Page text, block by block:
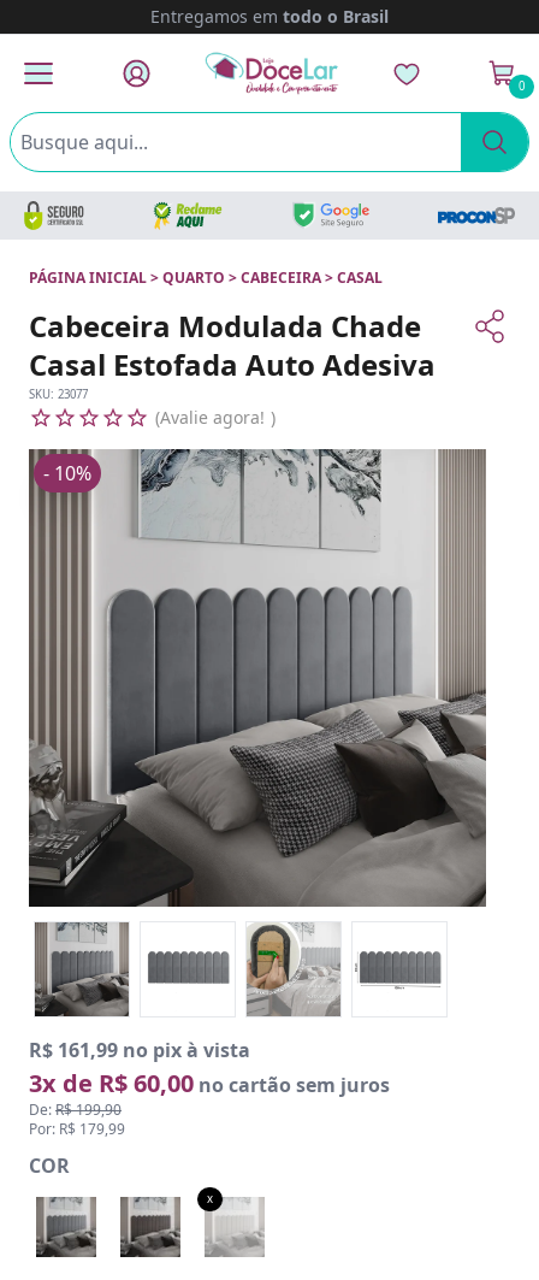
Entregamos em todo o Brasil
0
PÁGINA INICIAL>QUARTO >CABECEIRA>CASAL
Cabeceira Modulada Chade
Casal Estofada Auto Adesiva
SKU: 23077
Avalie agora!
R$ 161,99 no pix à vista
3x de R$ 60,00 no cartão sem juros
De:R$ 199,90
Por: R$ 179,99
- 10%
COR
x